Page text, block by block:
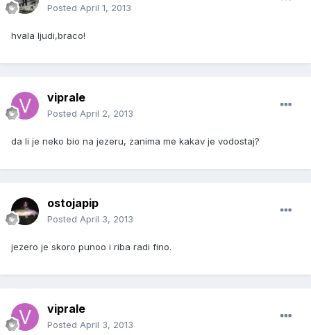
Posted April 1, 2013
hvala ljudi,braco!
viprale
Posted April 2, 2013
da li je neko bio na jezeru, zanima me kakav je vodostaј?
ostojapip
Posted April 3, 2013
jezero je skoro punoo i riba radi fino.
viprale
Posted April 3, 2013